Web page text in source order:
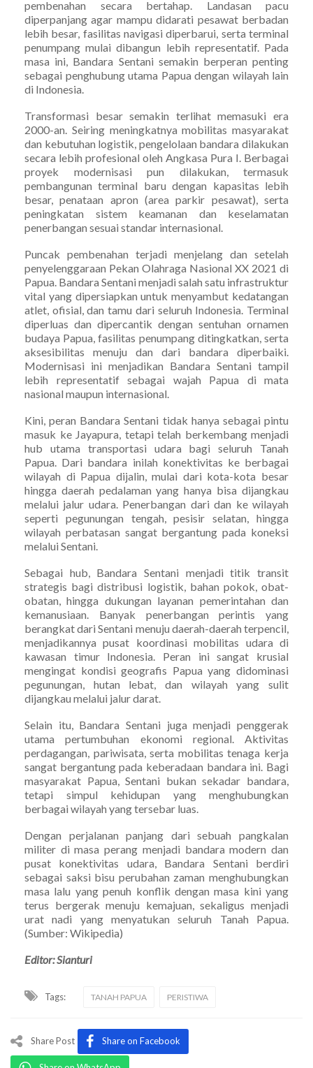
pembenahan secara bertahap. Landasan pacu
diperpanjang agar mampu didarati pesawat berbadan
lebih besar, fasilitas navigasi diperbarui, serta terminal
penumpang mulai dibangun lebih representatif. Pada
masa ini, Bandara Sentani semakin berperan penting
sebagai penghubung utama Papua dengan wilayah lain
di Indonesia.
Transformasi besar semakin terlihat memasuki era
2000-an. Seiring meningkatnya mobilitas masyarakat
dan kebutuhan logistik, pengelolaan bandara dilakukan
secara lebih profesional oleh Angkasa Pura I. Berbagai
proyek modernisasi pun dilakukan, termasuk
pembangunan terminal baru dengan kapasitas lebih
besar, penataan apron (area parkir pesawat), serta
peningkatan sistem keamanan dan keselamatan
penerbangan sesuai standar internasional.
Puncak pembenahan terjadi menjelang dan setelah
penyelenggaraan Pekan Olahraga Nasional XX 2021 di
Papua. Bandara Sentani menjadi salah satu infrastruktur
vital yang dipersiapkan untuk menyambut kedatangan
atlet, ofisial, dan tamu dari seluruh Indonesia. Terminal
diperluas dan dipercantik dengan sentuhan ornamen
budaya Papua, fasilitas penumpang ditingkatkan, serta
aksesibilitas menuju dan dari bandara diperbaiki.
Modernisasi ini menjadikan Bandara Sentani tampil
lebih representatif sebagai wajah Papua di mata
nasional maupun internasional.
Kini, peran Bandara Sentani tidak hanya sebagai pintu
masuk ke Jayapura, tetapi telah berkembang menjadi
hub utama transportasi udara bagi seluruh Tanah
Papua. Dari bandara inilah konektivitas ke berbagai
wilayah di Papua dijalin, mulai dari kota-kota besar
hingga daerah pedalaman yang hanya bisa dijangkau
melalui jalur udara. Penerbangan dari dan ke wilayah
seperti pegunungan tengah, pesisir selatan, hingga
wilayah perbatasan sangat bergantung pada koneksi
melalui Sentani.
Sebagai hub, Bandara Sentani menjadi titik transit
strategis bagi distribusi logistik, bahan pokok, obat-
obatan, hingga dukungan layanan pemerintahan dan
kemanusiaan. Banyak penerbangan perintis yang
berangkat dari Sentani menuju daerah-daerah terpencil,
menjadikannya pusat koordinasi mobilitas udara di
kawasan timur Indonesia. Peran ini sangat krusial
mengingat kondisi geografis Papua yang didominasi
pegunungan, hutan lebat, dan wilayah yang sulit
dijangkau melalui jalur darat.
Selain itu, Bandara Sentani juga menjadi penggerak
utama pertumbuhan ekonomi regional. Aktivitas
perdagangan, pariwisata, serta mobilitas tenaga kerja
sangat bergantung pada keberadaan bandara ini. Bagi
masyarakat Papua, Sentani bukan sekadar bandara,
tetapi simpul kehidupan yang menghubungkan
berbagai wilayah yang tersebar luas.
Dengan perjalanan panjang dari sebuah pangkalan
militer di masa perang menjadi bandara modern dan
pusat konektivitas udara, Bandara Sentani berdiri
sebagai saksi bisu perubahan zaman menghubungkan
masa lalu yang penuh konflik dengan masa kini yang
terus bergerak menuju kemajuan, sekaligus menjadi
urat nadi yang menyatukan seluruh Tanah Papua.
(Sumber: Wikipedia)
Editor: Sianturi
Tags: TANAH PAPUA PERISTIWA
Share Post Share on Facebook